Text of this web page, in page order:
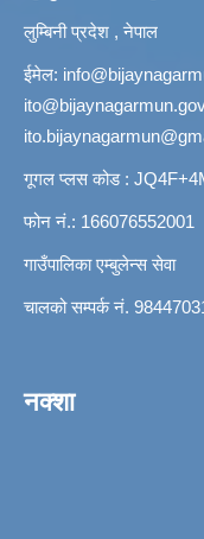
लुम्बिनी प्रदेश , नेपाल
ईमेल:
गूगल प्लस कोड :
फोन नं.: 166076552001
गाउँपालिका एम्बुलेन्स सेवा
चालको सम्पर्क नं.
नक्शा